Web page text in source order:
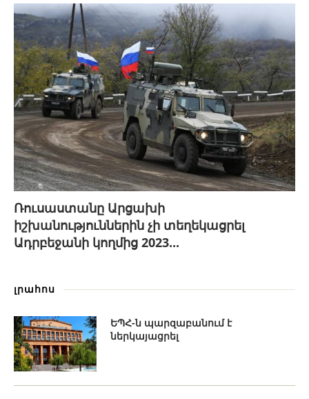
Ռուսաստանը Արցախի
իշխանություններին չի տեղեկացրել
Ադրբեջանի կողմից 2023...
լրահոս
ԵՊՀ-ն պարզաբանում է
ներկայացրել